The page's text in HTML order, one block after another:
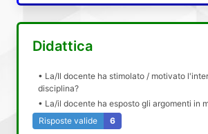
Didattica
• La/Il docente ha stimolato / motivato
disciplina?
• La/il docente ha esposto gli argomenti in
Risposte valide
6